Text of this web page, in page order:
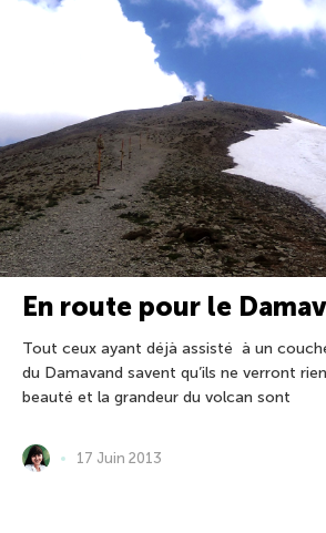
En route pour le
Tout ceux ayant déjà assisté à un
du Damavand savent qu’ils ne verront
beauté et la grandeur du volcan sont
17 Juin 2013